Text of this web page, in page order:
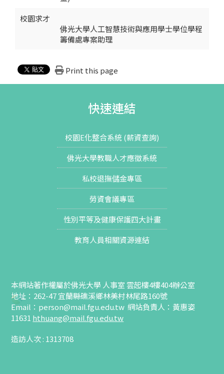
校園求才
佛光大學人工智慧技術與應用學士學位學程
籌備處專案助理
Print this page
快速連結
校園E化整合系統 (薪資查詢)
佛光大學教職人才應徵系統
私校退撫儲金專區
勞資會議專區
性別平等及健康保護四大計畫
教育人員相關資源連結
本網站著作權屬於佛光大學 人事室 雲起樓4樓404辦公室
地址：262-47 宜蘭縣礁溪鄉林美村林尾路160號
Email： person@mail.fgu.edu.tw 網站負責人：黃惠姿
11631 hthuang@mail.fgu.edu.tw
造訪人次 : 1313708